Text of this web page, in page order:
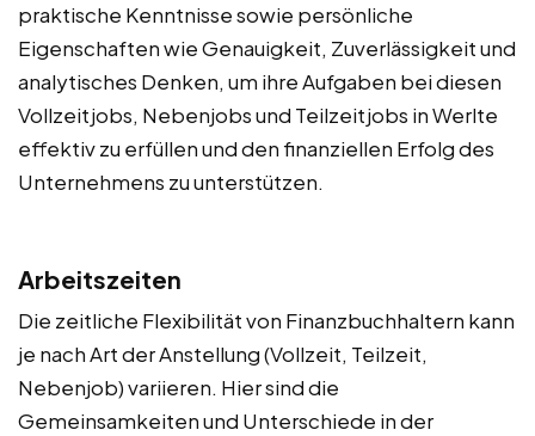
praktische Kenntnisse sowie persönliche
Eigenschaften wie Genauigkeit, Zuverlässigkeit und
analytisches Denken, um ihre Aufgaben bei diesen
Vollzeitjobs, Nebenjobs und Teilzeitjobs in Werlte
effektiv zu erfüllen und den finanziellen Erfolg des
Unternehmens zu unterstützen.
Arbeitszeiten
Die zeitliche Flexibilität von Finanzbuchhaltern kann
je nach Art der Anstellung (Vollzeit, Teilzeit,
Nebenjob) variieren. Hier sind die
Gemeinsamkeiten und Unterschiede in der